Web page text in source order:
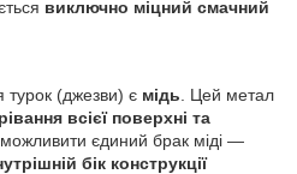
виключно міцний смачний
(джезви) є мідь . Цей метал
всієї поверхні та
єдиний брак міді —
бік конструкції